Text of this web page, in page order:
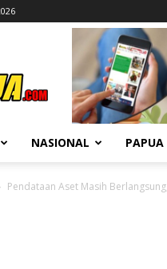
NASIONAL PAPUA
Pendataan Aset Masih